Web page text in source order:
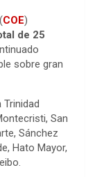
COE)
de 25
sobre gran
San
Sánchez
Hato Mayor,